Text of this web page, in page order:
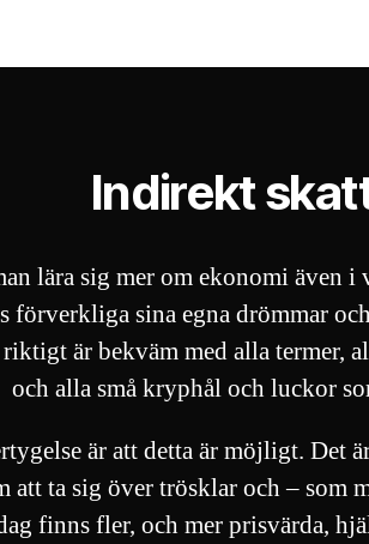
Indirekt
lära sig mer om ekonomi även i
förverkliga sina egna drömmar
är bekväm med alla termer,
och alla små kryphål och luckor
är att detta är möjligt. Det
att ta sig över trösklar och – som
finns fler, och mer prisvärda,